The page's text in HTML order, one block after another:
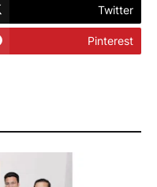
Twitter
Pinterest